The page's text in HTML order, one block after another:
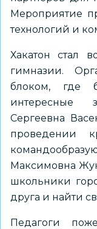
Мероприятие
технологий и
Хакатон стал
гимназии.
блоком, где
интересные
Сергеевна
проведении
Максимовна
школьники
друга и найти
Педагоги